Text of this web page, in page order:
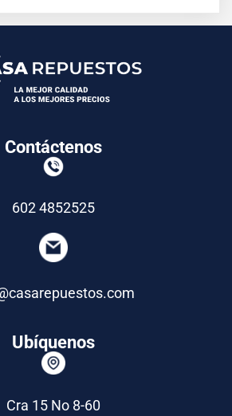
Contáctenos
602 4852525
Ubíquenos
Cra 15 No 8-60